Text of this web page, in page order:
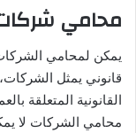
محامي
يمكن لمحامي
قانوني يمثل
القانونية المتعلقة
محامي الشركات لا